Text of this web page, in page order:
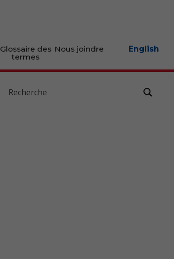
Glossaire des
termes
Nous joindre English